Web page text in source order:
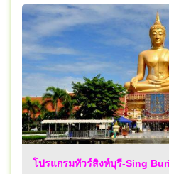
โปรแกรมทัวร์สิงห์บุรี-Sing Buri